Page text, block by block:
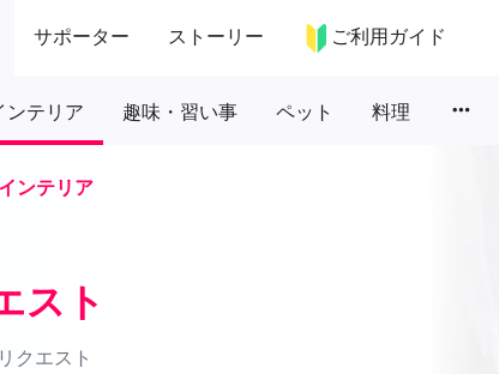
サポーター ストーリー ご利用ガイド
ンテリア 趣味・習い事 ペット 料理 more_horiz
ンテリア
スト
クエスト